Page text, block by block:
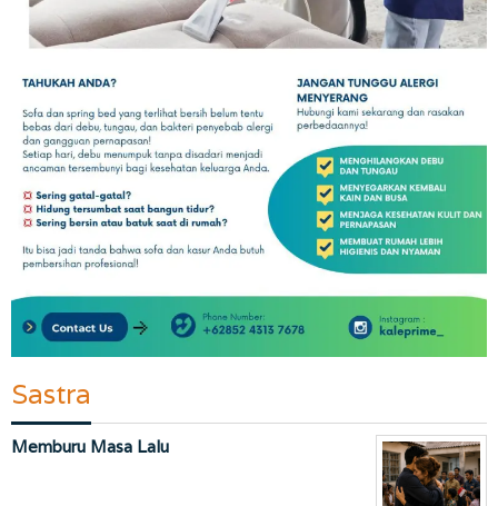
Sastra
Memburu Masa Lalu